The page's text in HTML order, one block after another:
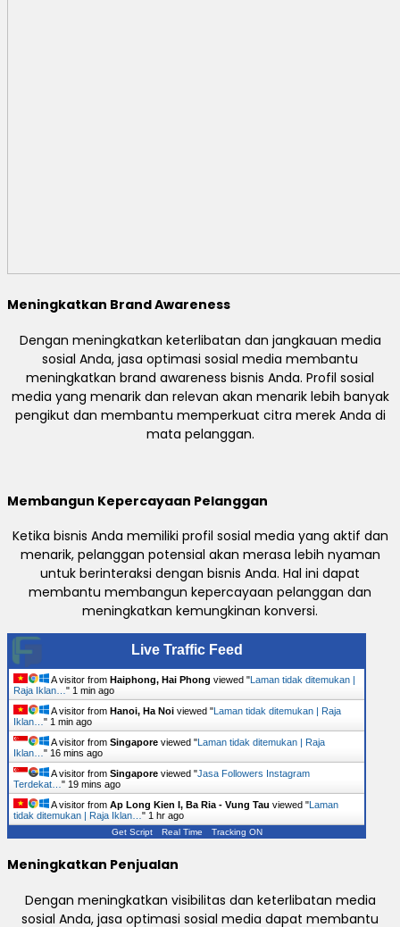
Meningkatkan Brand Awareness
Dengan meningkatkan keterlibatan dan jangkauan media
sosial Anda, jasa optimasi sosial media membantu
meningkatkan brand awareness bisnis Anda. Profil sosial
media yang menarik dan relevan akan menarik lebih banyak
pengikut dan membantu memperkuat citra merek Anda di
mata pelanggan.
Membangun Kepercayaan Pelanggan
Ketika bisnis Anda memiliki profil sosial media yang aktif dan
menarik, pelanggan potensial akan merasa lebih nyaman
untuk berinteraksi dengan bisnis Anda. Hal ini dapat
membantu membangun kepercayaan pelanggan dan
meningkatkan kemungkinan konversi.
Live Traffic Feed
A visitor from Haiphong, Hai Phong viewed " Laman tidak ditemukan |
Raja Iklan… " 1 min ago
A visitor from Hanoi, Ha Noi viewed " Laman tidak ditemukan | Raja
Iklan… " 1 min ago
A visitor from Singapore viewed " Laman tidak ditemukan | Raja
Iklan… " 16 mins ago
A visitor from Singapore viewed "Jasa Followers Instagram
Terdekat… " 19 mins ago
A visitor from Ap Long Kien I, Ba Ria - Vung Tau viewed " Laman
tidak ditemukan | Raja Iklan… " 1 hr ago
Get Script Real Time Tracking ON
Meningkatkan Penjualan
Dengan meningkatkan visibilitas dan keterlibatan media
sosial Anda, jasa optimasi sosial media dapat membantu